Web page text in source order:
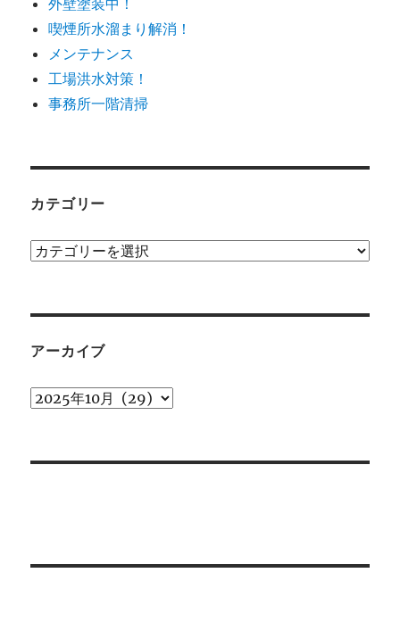
喫煙所水溜まり解消！
メンテナンス
工場洪水対策！
事務所一階清掃
カテゴリー
カ
ー
アーカイブ
ア